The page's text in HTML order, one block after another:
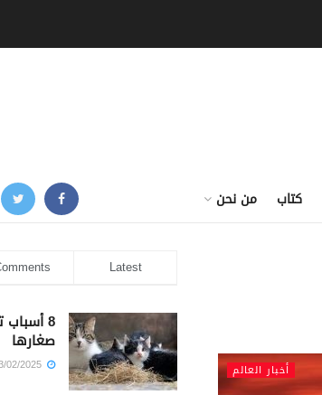
كتاب من نحن
أخبار العالم
Latest
8
صغارها